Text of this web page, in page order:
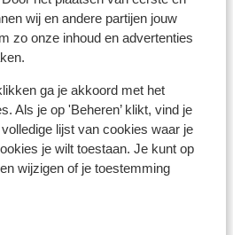
wij en andere partijen jouw
zo onze inhoud en advertenties
ga je akkoord met het
Als je op 'Beheren’ klikt, vind je
lijst van cookies waar je
je wilt toestaan. Je kunt op
wijzigen of je toestemming